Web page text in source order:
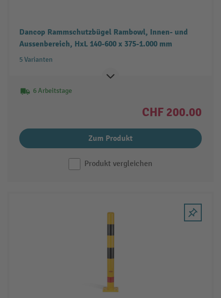
Dancop Rammschutzbügel Rambowl, Innen- und
Aussenbereich, HxL 140-600 x 375-1.000 mm
5 Varianten
6 Arbeitstage
CHF 200.00
Zum Produkt
Produkt vergleichen